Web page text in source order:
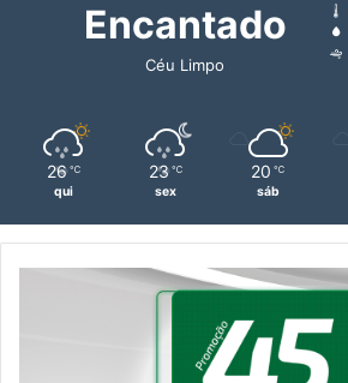
Encantado
Céu Limpo
26 ℃
qui
23 ℃
sex
20 ℃
sáb